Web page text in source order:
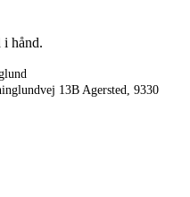
i hånd.
13B Agersted, 9330